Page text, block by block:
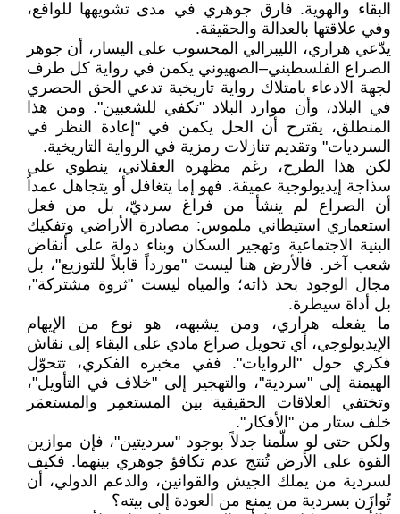
البقاء والهوية. فارق جوهري في مدى تشويهها للواقع،
وفي علاقتها بالعدالة والحقيقة.
يدّعي هراري، الليبرالي المحسوب على اليسار، أن جوهر
الصراع الفلسطيني–الصهيوني يكمن في رواية كل طرف
لجهة الادعاء بامتلاك رواية تاريخية تدعي الحق الحصري
في البلاد، وأن موارد البلاد "تكفي للشعبين". ومن هذا
المنطلق، يقترح أن الحل يكمن في "إعادة النظر في
السرديات" وتقديم تنازلات رمزية في الرواية التاريخية.
لكن هذا الطرح، رغم مظهره العقلاني، ينطوي على
سذاجة إيديولوجية عميقة. فهو إما يتغافل أو يتجاهل عمداُ
أن الصراع لم ينشأ من فراغ سرديّ، بل من فعل
استعماري استيطاني ملموس: مصادرة الأراضي وتفكيك
البنية الاجتماعية وتهجير السكان وبناء دولة على أنقاض
شعب آخر. فالأرض هنا ليست "مورداً قابلاً للتوزيع"، بل
مجال الوجود بحد ذاته؛ والمياه ليست "ثروة مشتركة"،
بل أداة سيطرة.
ما يفعله هراري، ومن يشبهه، هو نوع من الإيهام
الإيديولوجي، أي تحويل صراع مادي على البقاء إلى نقاش
فكري حول "الروايات". ففي مخبره الفكري، تتحوّل
الهيمنة إلى "سردية"، والتهجير إلى "خلاف في التأويل"،
وتختفي العلاقات الحقيقية بين المستعمِر والمستعمَر
خلف ستار من "الأفكار".
ولكن حتى لو سلّمنا جدلاً بوجود "سرديتين"، فإن موازين
القوة على الأرض تُنتج عدم تكافؤ جوهري بينهما. فكيف
لسردية من يملك الجيش والقوانين، والدعم الدولي، أن
تُوازَن بسردية من يمنع من العودة إلى بيته؟